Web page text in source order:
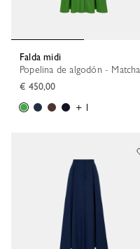
Falda midi
Popelina de algodón - Matcha
€ 450,00
+ 1